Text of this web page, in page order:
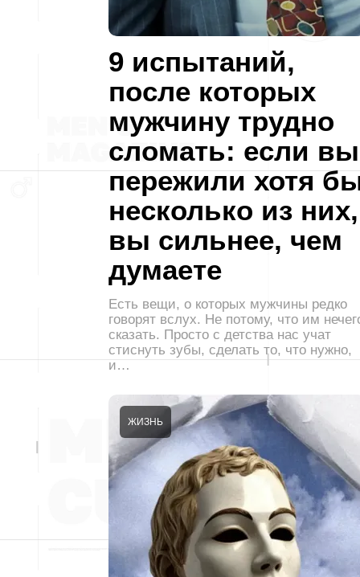
9 испытаний,
после которых
мужчину трудно
сломать: если вы
пережили хотя
несколько из них,
вы сильнее, чем
думаете
Есть вещи, о которых мужчины редко
говорят вслух. Не потому, что им
сказать. Просто с детства нас учат
стиснуть зубы, сделать то, что нужно,
и…
ЖИЗНЬ